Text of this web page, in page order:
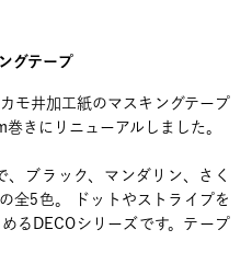
グテープ
モ井加工紙のマスキングテープ
きにリニューアルしました。
ブラック、マンダリン、さく
全5色。 ドットやストライプを
るDECOシリーズです。テープ